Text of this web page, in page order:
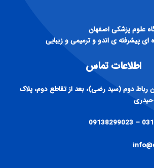
علوم پزشكی اصفهان
ای پيشرفته ی اندو و ترميمی و زيبايی
اطلاعات تماس
رباط دوم (سید رضی)، بعد از تقاطع دوم، پلاک